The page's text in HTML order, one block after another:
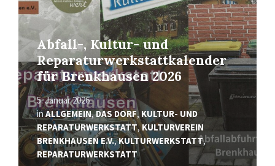
Abfall-, Kultur- und
Reparaturwerkstattkalender
für Brenkhausen 2026
5. Januar 2026
inALLGEMEIN,DAS DORF,KULTUR- UND
REPARATURWERKSTATT,KULTURVEREIN
BRENKHAUSEN E.V.,KULTURWERKSTATT,
REPARATURWERKSTATT